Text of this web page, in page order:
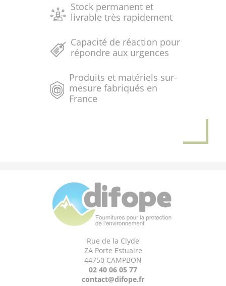
Stock permanent et
livrable très rapidement
Capacité de réaction pour
répondre aux urgences
Produits et matériels sur-
mesure fabriqués en
France
Rue de la Clyde
ZA Porte Estuaire
44750 CAMPBON
02 40 06 05 77
contact@difope.fr